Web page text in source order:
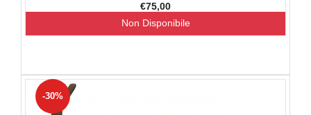
€75,00
Non Disponibile
-30%